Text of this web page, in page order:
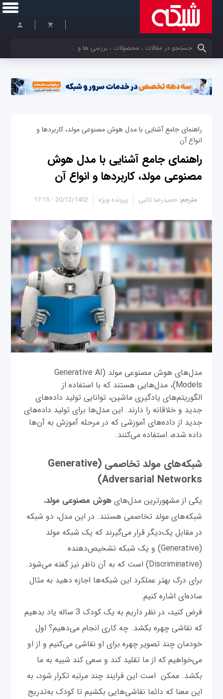
کلمات کلیدی خود را وارد کنید
راهنمای جامع آشنایی با مدل هوش مصنوعی مولد، کاربردها و
انواع آن
راهنمای جامع آشنایی با مدل هوش
مصنوعی مولد، کاربردها و انواع آن
20/12/1402 - 17:15 مترجم:حمیدرضا تائبی پرونده ویژه
مدل‌های هوش مصنوعی مولد (Generative AI
Models)، مدل‌هایی هستند که با استفاده از
الگوریتم‌های یادگیری ماشین، توانایی تولید داده‌های
جدید و خلاقانه را دارند. این مدل‌ها برای تولید داده‌های
جدید از داده‌های آموزشی که در مرحله آموزش به آن‌ها
داده شده، استفاده می‌کنند.
شبکه‌های مولد تخاصمی (Generative
Adversarial Networks)
یکی از مشهورترین مدل‌هایهوش مصنوعی مولد،
شبکه‌های مولد تخاصمی هستند. در این مدل، دو شبکه
در مقابل یک‌دیگر قرار می‌گیرند که یک شبکه مولد
(Generative) و یک شبکه تشخیص‌دهنده
(Discriminative) است که به آن ناظر نیز گفته می‌شود.
برای درک بهتر عملکرد این شبکه‌ها اجازه دهید به مثال
ساده‌ای اشاره کنیم.
فرض کنید، در نظر داریم به یک کودک 3 ساله یاد بدهیم
که نقاشی چهره بکشد. چه کاری انجام می‌دهیم؟ اول
خودمان چند تصویر چهره برای او نقاشی می‌کنیم و از او
می‌خواهیم که از ما تقلید کند و سعی کند شبیه به ما
بکشد. ممکن است این فرایند چند مرتبه تکرار شود، به
این معنا که دائما نقاشی‌هایی بکشیم تا کودک به‌تدریج